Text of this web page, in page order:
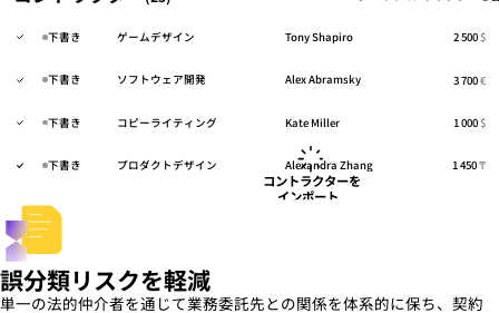
下書き ゲームデザイン Tony Shapiro 2 500$
下書き ソフトウェア開発 Alex Abramsky 3 700€
下書き コピーライティング Kate Miller 1 000$
下書き プロダクトデザイン Alexandra Zhang 1 450₸
インポート
誤分類リスクを軽減
単一の法的仲介者を通じて業務委託先との関係を体系的に保ち、契約